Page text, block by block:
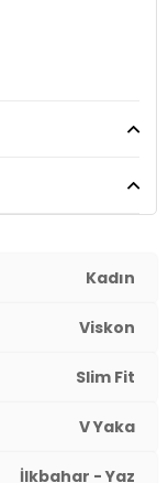
Kadın
Viskon
Slim Fit
V Yaka
İlkbahar - Yaz